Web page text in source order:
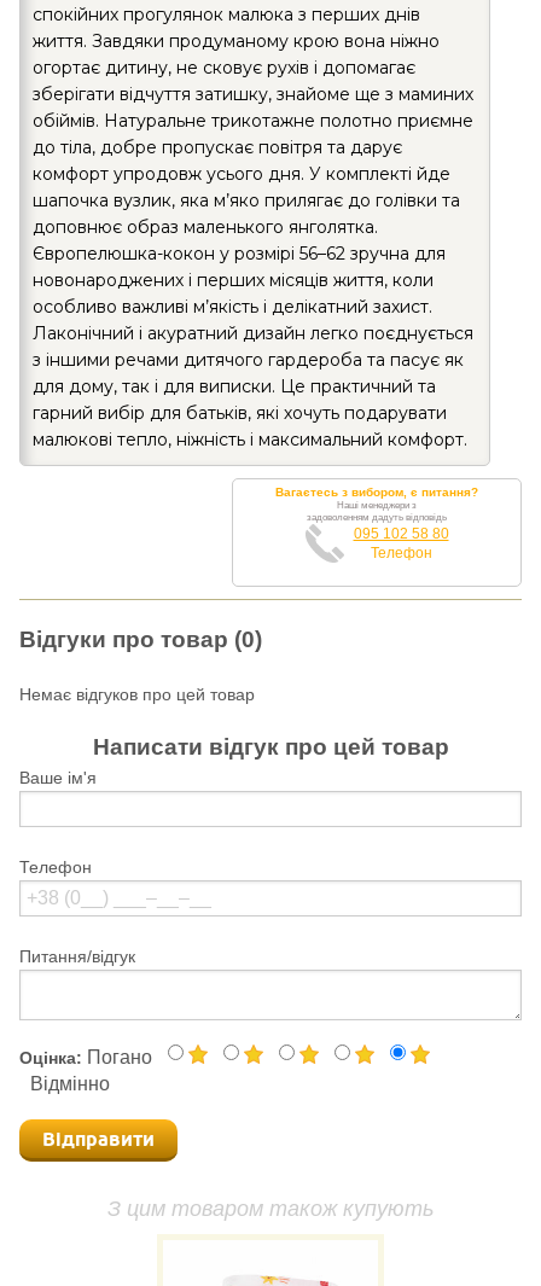
спокійних прогулянок малюка з перших днів
життя. Завдяки продуманому крою вона ніжно
огортає дитину, не сковує рухів і допомагає
зберігати відчуття затишку, знайоме ще з маминих
обіймів. Натуральне трикотажне полотно приємне
до тіла, добре пропускає повітря та дарує
комфорт упродовж усього дня. У комплекті йде
шапочка вузлик, яка м’яко прилягає до голівки та
доповнює образ маленького янголятка.
Європелюшка-кокон у розмірі 56–62 зручна для
новонароджених і перших місяців життя, коли
особливо важливі м’якість і делікатний захист.
Лаконічний і акуратний дизайн легко поєднується
з іншими речами дитячого гардероба та пасує як
для дому, так і для виписки. Це практичний та
гарний вибір для батьків, які хочуть подарувати
малюкові тепло, ніжність і максимальний комфорт.
Вагаєтесь з вибором, є питання?
Наші менеджери з
задоволенням дадуть відповідь
095 102 58 80
Телефон
Відгуки про товар (0)
Немає відгуков про цей товар
Написати відгук про цей товар
Ваше ім'я
Телефон
Питання/відгук
Оцінка: Погано
Відмінно
Відправити
З цим товаром також купують